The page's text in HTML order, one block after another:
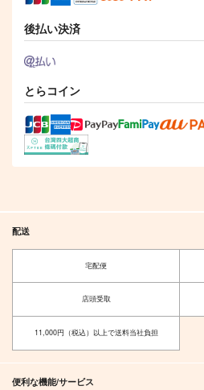
後払い決済
とらコイン
配送
宅配便
店頭受取
11,000円（税込）以上で送料当社負担
便利な機能/サービス